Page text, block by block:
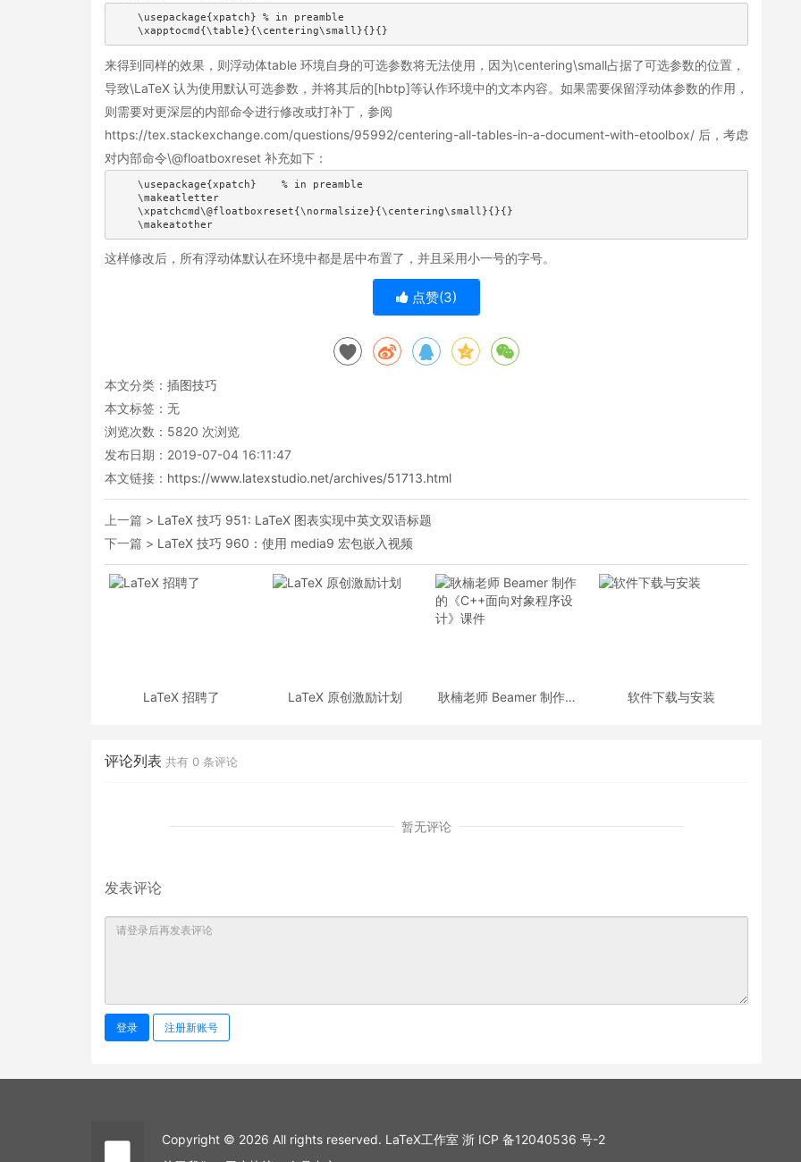
\usepackage{xpatch} % in preamble
\xapptocmd{\table}{\centering\small}{}{}
来得到同样的效果，则浮动体table 环境自身的可选参数将无法使用，因为\centering\small占据了可选参数的位置，
导致\LaTeX 认为使用默认可选参数，并将其后的[hbtp]等认作环境中的文本内容。如果需要保留浮动体参数的作用，
则需要对更深层的内部命令进行修改或打补丁，参阅
https://tex.stackexchange.com/questions/95992/centering-all-tables-in-a-document-with-etoolbox/ 后，考虑
对内部命令\@floatboxreset 补充如下：
\usepackage{xpatch}    % in preamble
\makeatletter
\xpatchcmd\@floatboxreset{\normalsize}{\centering\small}{}{}
\makeatother
这样修改后，所有浮动体默认在环境中都是居中布置了，并且采用小一号的字号。
点赞(3)
本文分类： 插图技巧
本文标签：无
浏览次数： 5820 次浏览
发布日期：2019-07-04 16:11:47
本文链接： https://www.latexstudio.net/archives/51713.html
上一篇 > LaTeX 技巧 951: LaTeX 图表实现中英文双语标题
下一篇 > LaTeX 技巧 960：使用 media9 宏包嵌入视频
LaTeX 招聘了 LaTeX 原创激励计划
耿楠老师 Beamer 制作的
软件下载与安装
评论列表 共有 0 条评论
暂无评论
发表评论
登录 注册新账号
Copyright © 2026 All rights reserved. LaTeX工作室 浙 ICP 备12040536 号-2